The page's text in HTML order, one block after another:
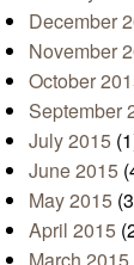
December
November
October
September
July 2015
June 2015
May 2015
April 2015